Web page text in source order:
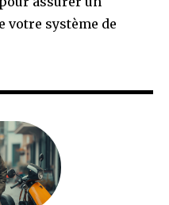
système de